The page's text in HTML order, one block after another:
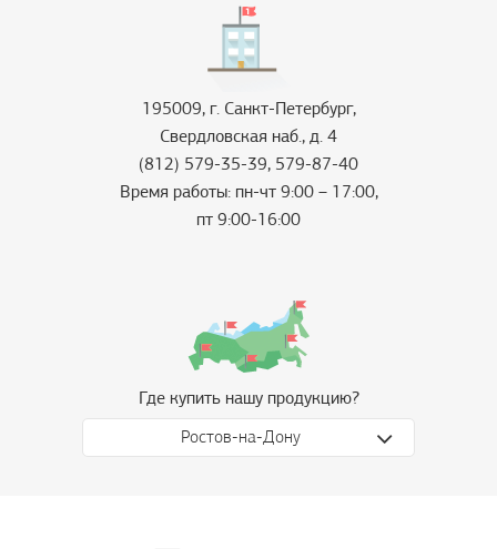
195009, г. Санкт-Петербург,
Свердловская наб., д. 4
(812) 579-35-39, 579-87-40
Время работы: пн-чт 9:00 – 17:00,
пт 9:00-16:00
Где купить нашу продукцию?
Ростов-на-Дону